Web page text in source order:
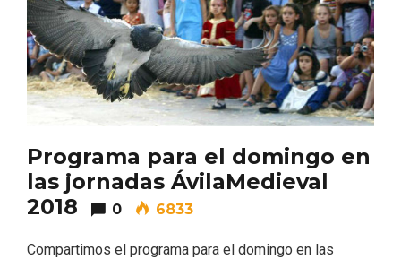
Programa para el domingo en
las jornadas ÁvilaMedieval
2018
0 6833
Compartimos el programa para el domingo en las